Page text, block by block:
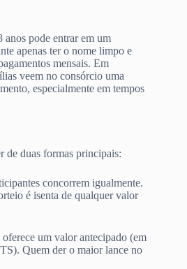
anos pode entrar em um
apenas ter o nome limpo e
mensais. Em
veem no consórcio uma
especialmente em tempos
de duas formas principais:
concorrem igualmente.
é isenta de qualquer valor
um valor antecipado (em
Quem der o maior lance no